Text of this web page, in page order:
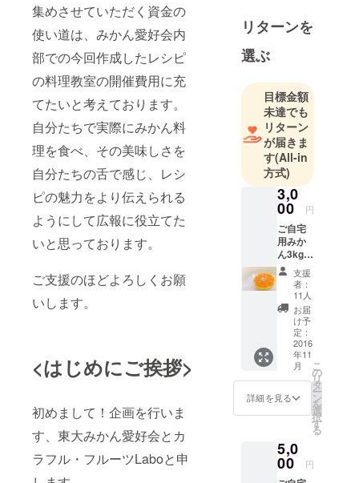
集めさせていただく資金の
使い道は、みかん愛好会内
部での今回作成したレシピ
の料理教室の開催費用に充
てたいと考えております。
自分たちで実際にみかん料
理を食べ、その美味しさを
自分たちの舌で感じ、レシ
ピの魅力をより伝えられる
ようにして広報に役立てた
いと思っております。
ご支援のほどよろしくお願
いします。
<はじめにご挨拶>
初めまして！企画を行いま
す、東大みかん愛好会とカ
ラフル・フルーツLaboと申
に！」を
モットーに
するカラフ
ル・フルー
ツLaboが
タッグを組
み、お手軽
みかんレシ
ピの開発と
いう普及に
よりみかん
movementを
起こすこと
を目指しま
す！
リターンを
選ぶ
目標金額
未達でも
リターン
が届きま
す(All-in
方式)
3,0
00 円
ご自宅
用みか
ん3kg ※
ご自宅
用みか
んと
は、み
かんの
大きさ
が大小
あった
り 少し
傷があ
るもの
です。
味はキ
みかん
と同じ
く美味
支援
者：
11人
お届
け予
定：
2016
年11
月
詳細を見る
こ
の
リ
タ
ー
ン
を
選
択
す
る
5,0
00 円